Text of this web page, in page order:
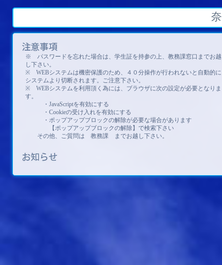
※　パスワードを忘れた場合は、学生証を持参の上、教務課窓口までお越
し下さい。
※　WEBシステムは機密保護のため、４０分操作が行われないと自動的に
システムより切断されます。ご注意下さい。
※　WEBシステムを利用頂く為には、ブラウザに次の設定が必要となりま
す。
・JavaScriptを有効にする
・Cookieの受け入れを有効にする
・ポップアップブロックの解除が必要な場合があります
【ポップアップブロックの解除】で検索下さい
その他、ご質問は　教務課　までお越し下さい。